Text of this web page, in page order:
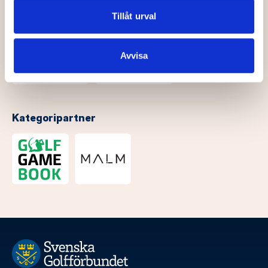
Dessa kan i sin tur kombinera informationen med annan
information som du har tillhandahållit eller som de har
Tillåt urval
Avvisa
Kategoripartner